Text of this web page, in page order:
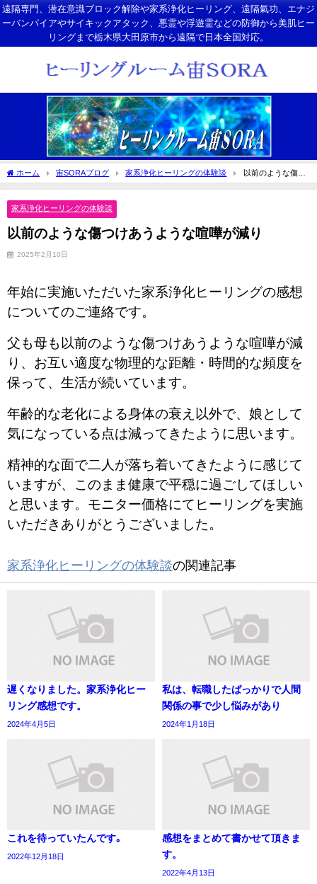
遠隔専門、潜在意識ブロック解除や家系浄化ヒーリング、遠隔氣功、エナジ
ーバンパイアやサイキックアタック、悪霊や浮遊霊などの防御から美肌ヒー
リングまで栃木県大田原市から遠隔で日本全国対応。
ホーム 宙SORAブログ 家系浄化ヒーリングの体験談
以前のような傷つ
けあうような喧嘩が減り
家系浄化ヒーリングの体験談
以前のような傷つけあうような喧嘩が減り
2025年2月10日
年始に実施いただいた家系浄化ヒーリングの感想
についてのご連絡です。
父も母も以前のような傷つけあうような喧嘩が減
り、
お互い適度な物理的な距離・時間的な頻度を
保って、 生活が続いています。
年齢的な老化による身体の衰え以外で、 娘として
気になっている点は減ってきたように思います。
精神的な面で二人が落ち着いてきたように感じて
いますが、
このまま健康で平穏に過ごしてほしい
と思います。 モニター価格にてヒーリングを実施
いただきありがとうございまし た。
家系浄化ヒーリングの体験談の関連記事
遅くなりました。家系浄化ヒー
リング感想です。
2024年4月5日
私は、転職したばっかりで人間
関係の事で少し悩みがあり
2024年1月18日
これを待っていたんです｡
2022年12月18日
感想をまとめて書かせて頂きま
す。
2022年4月13日